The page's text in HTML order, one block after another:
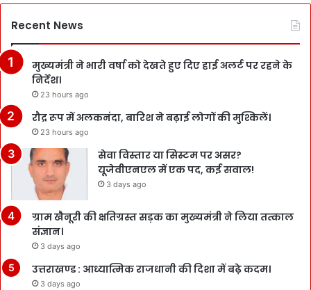
Recent News
मुख्यमंत्री ने भारी वर्षा को देखते हुए दिए हाई अलर्ट पर रहने के
निर्देश।
23 hours ago
रौद्र रूप में अलकनंदा, बारिश ने बढ़ाई लोगों की मुश्किलें।
23 hours ago
सेवा विस्तार या सिस्टम पर असर?
यूजेवीएनएल में एक पद, कई सवाल!
3 days ago
ग्राम खैनूरी की क्षतिग्रस्त सड़क का मुख्यमंत्री ने लिया तत्काल
संज्ञान।
3 days ago
उत्तराखण्ड : आध्यात्मिक राजधानी की दिशा में बढ़े कदम।
3 days ago